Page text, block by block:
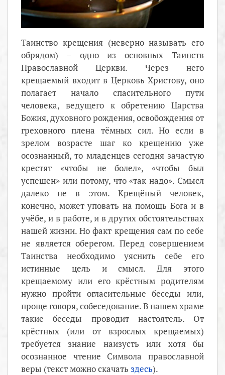
Таинство крещения (неверно называть его
обрядом) – одно из основных Таинств
Православной Церкви. Через него
крещаемый входит в Церковь Христову, оно
полагает начало спасительного пути
человека, ведущего к обретению Царства
Божия, духовного рождения, освобождения от
греховного плена тёмных сил. Но если в
зрелом возрасте шаг ко крещению уже
осознанный, то младенцев сегодня зачастую
крестят «чтобы не болел», «чтобы был
успешен» или потому, что «так надо». Смысл
далеко не в этом. Крещёный человек,
конечно, может уповать на помощь Бога и в
учёбе, и в работе, и в других обстоятельствах
нашей жизни. Но факт крещения сам по себе
не является оберегом. Перед совершением
Таинства необходимо уяснить себе его
истинные цель и смысл. Для этого
крещаемому или его крёстным родителям
нужно пройти огласительные беседы или,
проще говоря, собеседование. В нашем храме
такие беседы проводит настоятель. От
крёстных (или от взрослых крещаемых)
требуется знание наизусть или хотя бы
осознанное чтение Символа православной
веры (текст можно скачать здесь).